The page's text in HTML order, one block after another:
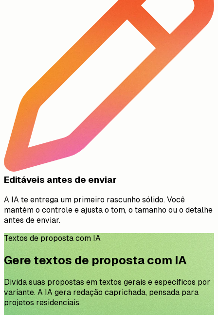
Editáveis antes de enviar
A IA te entrega um primeiro rascunho sólido. Você
mantém o controle e ajusta o tom, o tamanho ou o detalhe
antes de enviar.
Textos de proposta com IA
Gere textos de proposta com IA
Divida suas propostas em textos gerais e específicos por
variante. A IA gera redação caprichada, pensada para
projetos residenciais.